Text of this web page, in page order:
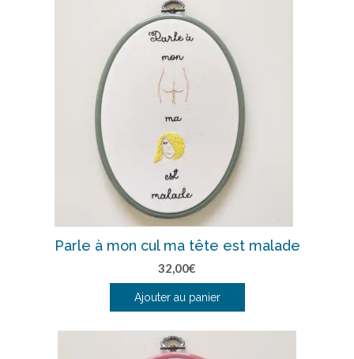
Parle à mon cul ma tête est malade
32,00€
Ajouter au panier